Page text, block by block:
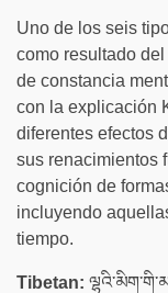
Uno de los seis
como resultado
de constancia
con la explicación
diferentes efectos
sus renacimientos
cognición de
incluyendo
tiempo.
Tibetan: